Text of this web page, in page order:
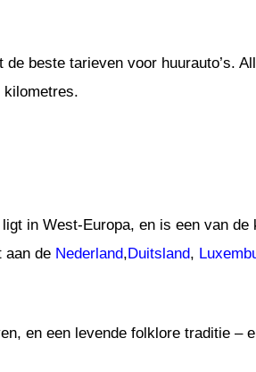
beste tarieven voor huurauto’s.
kilometres.
in West-Europa, en is een van de
aan de Nederland,Duitsland,
en een levende folklore traditie –